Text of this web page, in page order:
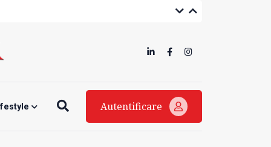
Autentificare